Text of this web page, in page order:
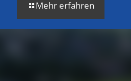
Mehr erfahren